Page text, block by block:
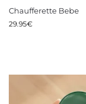
Chaufferette Bebe
29.95€